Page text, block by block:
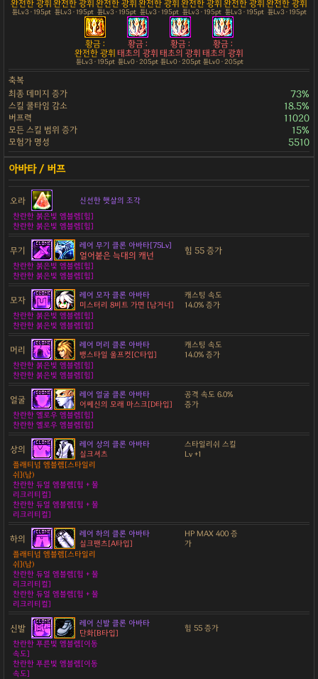
완전한 광휘
튠Lv3 · 195pt
완전한 광휘
튠Lv3 · 195pt
완전한 광휘
튠Lv3 · 195pt
완전한 광휘
튠Lv3 · 195pt
완전한 광휘
튠Lv3 · 195pt
완전한 광휘
튠Lv3 · 195pt
완전한 광휘
튠Lv3 · 195pt
황금 :
완전한 광휘
튠Lv3 · 195pt
황금 :
태초의 광휘
튠Lv0 · 205pt
황금 :
태초의 광휘
튠Lv0 · 205pt
황금 :
태초의 광휘
튠Lv0 · 205pt
축복
최종 데미지 증가
73%
스킬 쿨타임 감소 18.5%
버프력 11020
모든 스킬 범위 증가 15%
모험가 명성 5510
오라
신선한 햇살의 조각
찬란한 붉은빛 엠블렘[힘]
찬란한 붉은빛 엠블렘[힘]
무기 레어 무기 클론 아바타[75Lv]
얼어붙은 늑대의 캐넌 힘 55 증가
찬란한 붉은빛 엠블렘[힘]
찬란한 붉은빛 엠블렘[힘]
모자
레어 모자 클론 아바타
미스터리 8비트 가면 [남거너]
캐스팅 속도
14.0% 증가
찬란한 붉은빛 엠블렘[힘]
찬란한 붉은빛 엠블렘[힘]
머리
레어 머리 클론 아바타
뱅스타일 울프컷[C타입]
캐스팅 속도
14.0% 증가
찬란한 붉은빛 엠블렘[힘]
찬란한 붉은빛 엠블렘[힘]
얼굴
레어 얼굴 클론 아바타
어쎄신의 모래 마스크[D타입]
공격 속도 6.0%
증가
찬란한 옐로우 엠블렘[힘]
찬란한 옐로우 엠블렘[힘]
상의
레어 상의 클론 아바타
실크셔츠
스타일리쉬 스킬
Lv +1
플래티넘 엠블렘[스타일리
쉬](남)
찬란한 듀얼 엠블렘[힘 + 물
리크리티컬]
찬란한 듀얼 엠블렘[힘 + 물
리크리티컬]
하의
레어 하의 클론 아바타
실크팬츠[A타입]
HP MAX 400 증
가
플래티넘 엠블렘[스타일리
쉬](남)
찬란한 듀얼 엠블렘[힘 + 물
리크리티컬]
찬란한 듀얼 엠블렘[힘 + 물
리크리티컬]
신발
레어 신발 클론 아바타
단화[B타입]
힘 55 증가
찬란한 푸른빛 엠블렘[이동
속도]
찬란한 푸른빛 엠블렘[이동
속도]